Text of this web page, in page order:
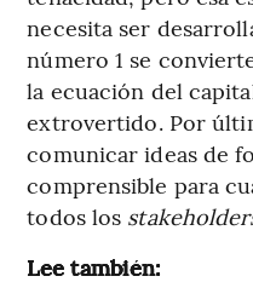
necesita ser
número 1 se
la ecuación del
extrovertido. Por
comunicar ideas de
comprensible para
todos los
Lee también: